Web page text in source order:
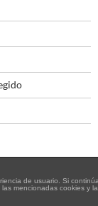
de usuario. Si
mencionadas cookies y la